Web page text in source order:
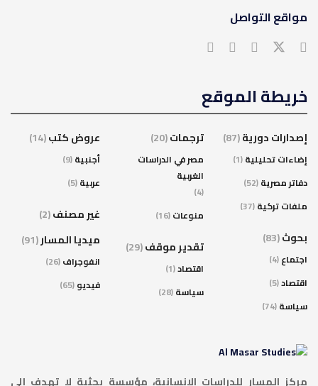
مواقع التواصل
خريطة الموقع
إصدارات دورية(87)
إضاءات تحليلية(1)
دفاتر مصرية(52)
ملفات تركية(37)
بحوث(83)
اجتماع(4)
اقتصاد(5)
سياسة(74)
ترجمات(20)
مصر في الدراسات
الغربية
(4)
منوعات(16)
تقدير موقف(29)
اقتصاد(1)
سياسة(28)
عروض كتب(14)
أجنبية(9)
عربية(5)
غير مصنف(2)
ميديا المسار(91)
انفوجراف(26)
فيديو(65)
مركز المسار للدراسات الإنسانية، مؤسسة بحثية لا تهدف إلى